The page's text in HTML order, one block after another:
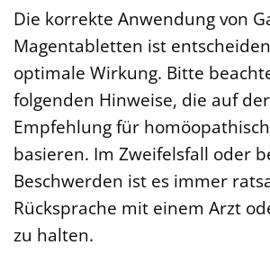
Die korrekte Anwendung von
Magentabletten ist
optimale Wirkung. Bitte
folgenden Hinweise, die auf
Empfehlung für
basieren. Im Zweifelsfall oder
Beschwerden ist es immer
Rücksprache mit einem Arzt
zu halten.